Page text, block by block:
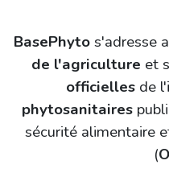
BasePhytos'adresse
de l'agriculture et
officielles de
phytosanitaires
sécurité alimentaire
(